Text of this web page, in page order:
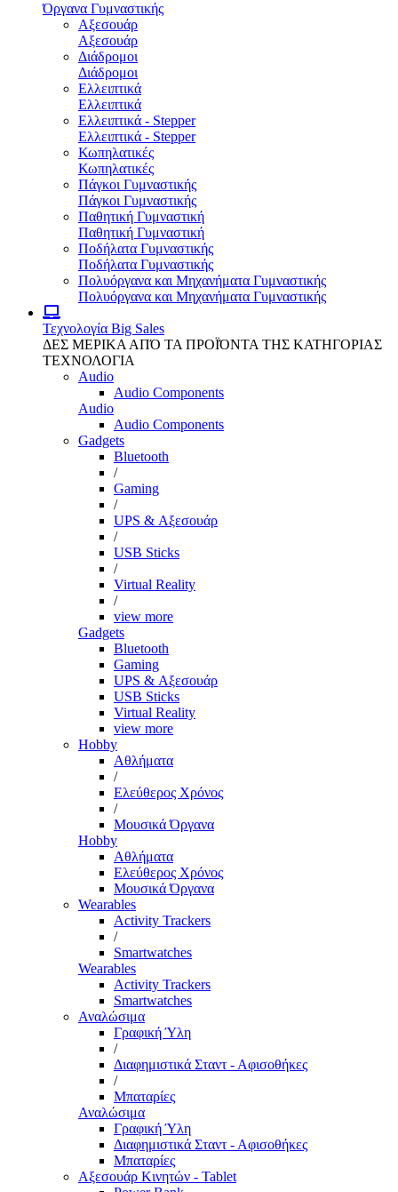
Όργανα Γυμναστικής
Αξεσουάρ
Αξεσουάρ
Διάδρομοι
Διάδρομοι
Ελλειπτικά
Ελλειπτικά
Ελλειπτικά - Stepper
Ελλειπτικά - Stepper
Κωπηλατικές
Κωπηλατικές
Πάγκοι Γυμναστικής
Πάγκοι Γυμναστικής
Παθητική Γυμναστική
Παθητική Γυμναστική
Ποδήλατα Γυμναστικής
Ποδήλατα Γυμναστικής
Πολυόργανα και Μηχανήματα Γυμναστικής
Πολυόργανα και Μηχανήματα Γυμναστικής
Τεχνολογία Big Sales
ΔΕΣ ΜΕΡΙΚΑ ΑΠΌ ΤΑ ΠΡΟΪΌΝΤΑ ΤΗΣ ΚΑΤΗΓΟΡΙΑΣ
ΤΕΧΝΟΛΟΓΙΑ
Audio
Audio Components
Audio
Audio Components
Gadgets
Bluetooth
/
Gaming
/
UPS & Αξεσουάρ
/
USB Sticks
/
Virtual Reality
/
view more
Gadgets
Bluetooth
Gaming
UPS & Αξεσουάρ
USB Sticks
Virtual Reality
view more
Hobby
Αθλήματα
/
Ελεύθερος Χρόνος
/
Μουσικά Όργανα
Hobby
Αθλήματα
Ελεύθερος Χρόνος
Μουσικά Όργανα
Wearables
Activity Trackers
/
Smartwatches
Wearables
Activity Trackers
Smartwatches
Αναλώσιμα
Γραφική Ύλη
/
Διαφημιστικά Σταντ - Αφισοθήκες
/
Μπαταρίες
Αναλώσιμα
Γραφική Ύλη
Διαφημιστικά Σταντ - Αφισοθήκες
Μπαταρίες
Αξεσουάρ Κινητών - Tablet